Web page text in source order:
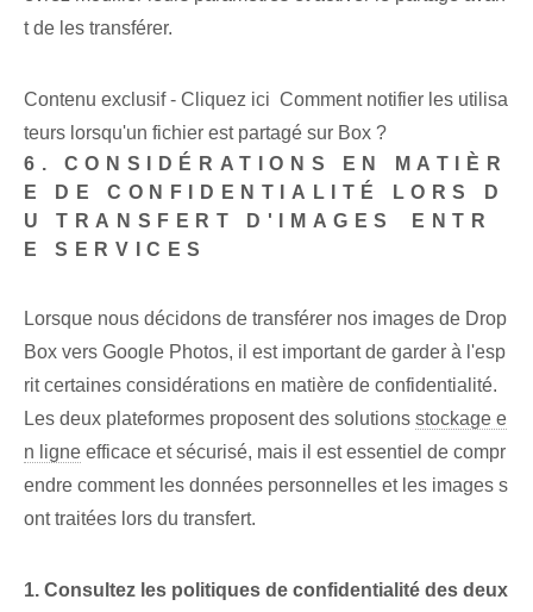
t de les transférer.
Contenu exclusif - Cliquez ici Comment notifier les utilisa
teurs lorsqu'un fichier est partagé sur Box ?
6. CONSIDÉRATIONS EN MATIÈR
E DE CONFIDENTIALITÉ LORS D
U TRANSFERT D'IMAGES ⁤ENTR
E‌ SERVICES
Lorsque nous décidons de transférer nos images de Drop
Box vers Google Photos, il est important de garder à l'esp
rit certaines considérations en matière de confidentialité. ⁤
Les deux plateformes proposent des solutions stockage e
n ligne efficace et sécurisé, mais il est essentiel de compr
endre comment les données personnelles et les images s
ont traitées lors du transfert.
1. Consultez les politiques de confidentialité des deux